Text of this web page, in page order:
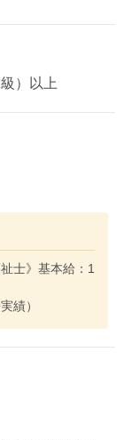
）以上
士》基本給：1
績）